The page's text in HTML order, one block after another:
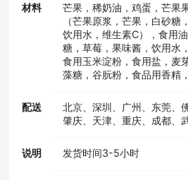
材料
芒果，稀奶油，鸡蛋，芒果
（芒果原浆，芒果，白砂糖
饮用水，维生素C），食用
糖，草莓，果味酱，饮用水
食用玉米淀粉，食用盐，麦
藻糖，谷朊粉，食品用香精
配送
北京、深圳、广州、东莞、
肇庆、天津、重庆、成都、
昆明、长沙、杭州
说明 发货时间3-5小时